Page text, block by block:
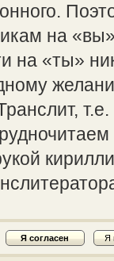
на
на «ты»